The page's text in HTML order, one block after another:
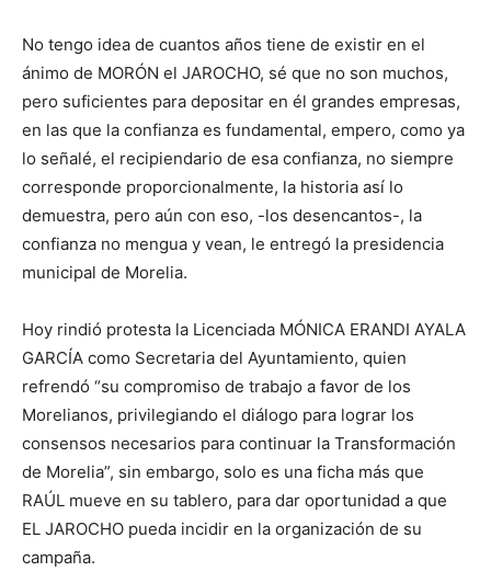
No tengo idea de cuantos años tiene de existir en el
ánimo de MORÓN el JAROCHO, sé que no son muchos,
pero suficientes para depositar en él grandes empresas,
en las que la confianza es fundamental, empero, como ya
lo señalé, el recipiendario de esa confianza, no siempre
corresponde proporcionalmente, la historia así lo
demuestra, pero aún con eso, -los desencantos-, la
confianza no mengua y vean, le entregó la presidencia
municipal de Morelia.
Hoy rindió protesta la Licenciada MÓNICA ERANDI AYALA
GARCÍA como Secretaria del Ayuntamiento, quien
refrendó “su compromiso de trabajo a favor de los
Morelianos, privilegiando el diálogo para lograr los
consensos necesarios para continuar la Transformación
de Morelia”, sin embargo, solo es una ficha más que
RAÚL mueve en su tablero, para dar oportunidad a que
EL JAROCHO pueda incidir en la organización de su
campaña.